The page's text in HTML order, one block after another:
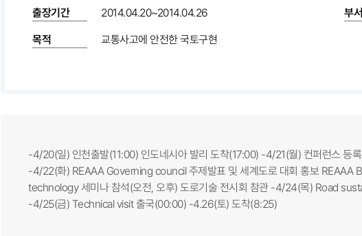
출장기간 2014.04.20~2014.04.26 부서
목적 교통사고에 안전한 국토구현
-4/20(일) 인천출발(11:00) 인도네시아 발리 도착(17:00) -4/21(월) 컨퍼런스
-4/22(화) REAAA Governing council 주제발표 및 세계도로 대회 홍보
technology 세미나 참석(오전, 오후) 도로기술 전시회 참관 -4/24(목) Road
-4/25(금) Technical visit 출국(00:00) -4.26(토) 도착(8:25)